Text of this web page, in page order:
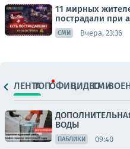
11 мирных
пострадали при
СМИ Вчера, 23:36
ЛЕНТАТОПОФИЦ.ВИДЕОСМИ
ВОДЫ
ПАБЛИКИ 09:40